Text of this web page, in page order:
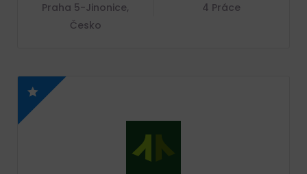
Praha 5-Jinonice,
Česko
4 Práce